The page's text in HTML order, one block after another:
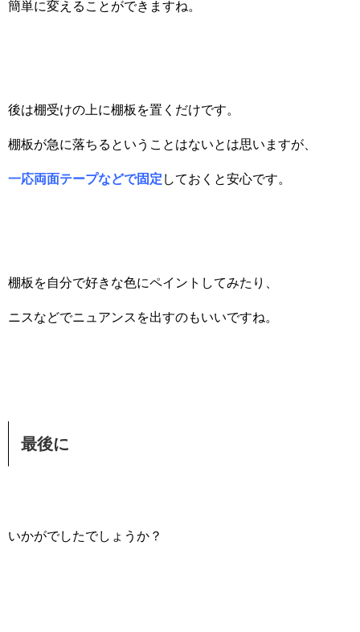
簡単に変えることができますね。
後は棚受けの上に棚板を置くだけです。
棚板が急に落ちるということはないとは思いますが、
一応両面テープなどで固定 しておくと安心です。
棚板を自分で好きな色にペイントしてみたり、
ニスなどでニュアンスを出すのもいいですね。
最後に
いかがでしたでしょうか？